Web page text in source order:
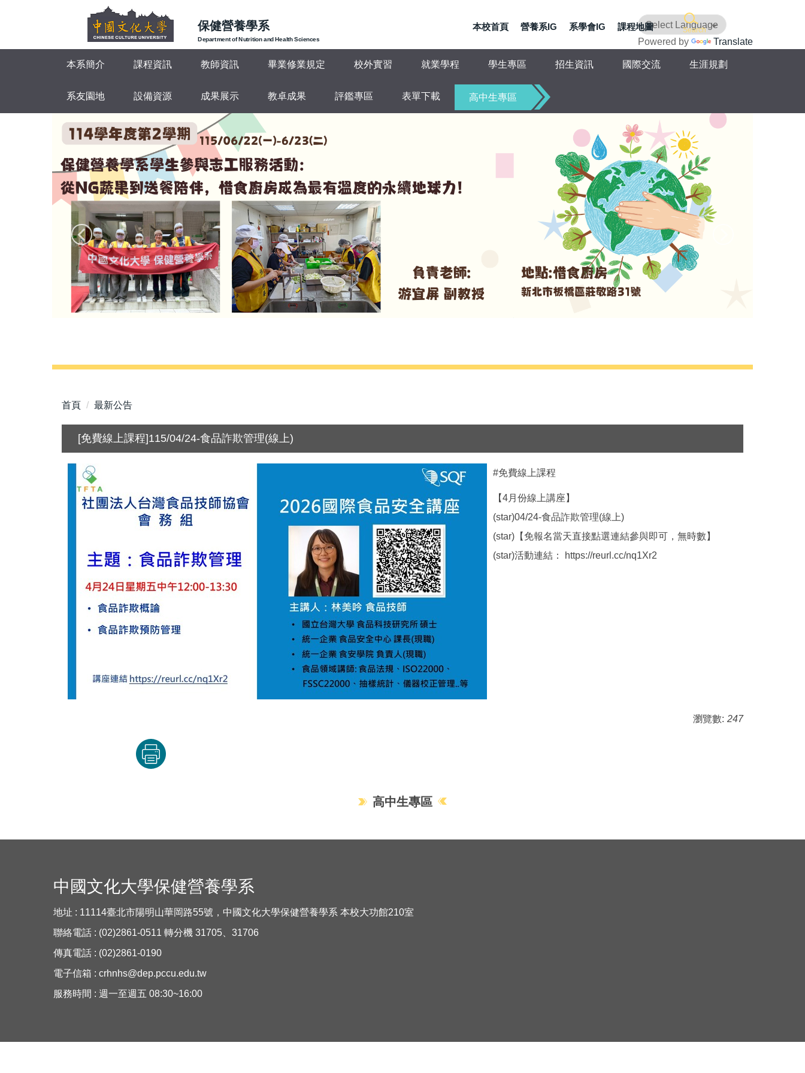
要
保健營養學系
Department of Nutrition and Health Sciences
Search
Powered by Translate
本校首頁 營養系IG 系學會IG 課程地圖
本系簡介 課程資訊 教師資訊 畢業修業規定 校外實習 就業學程 學生專區 招生資訊 國際交流 生涯規劃
系友園地 設備資源 成果展示 教卓成果 評鑑專區 表單下載 高中生專區
首頁 最新公告
[免費線上課程]115/04/24-食品詐欺管理(線上)
#免費線上課程
【4月份線上講座】
(star)04/24-食品詐欺管理(線上)
(star)【免報名當天直接點選連結參與即可，無時數】
(star)活動連結： https://reurl.cc/nq1Xr2
瀏覽數: 247
高中生專區
中國文化大學保健營養學系
地址 : 11114臺北市陽明山華岡路55號，中國文化大學保健營養學系 本校大功館210室
聯絡電話 : (02)2861-0511 轉分機 31705、31706
傳真電話 : (02)2861-0190
電子信箱 : crhnhs@dep.pccu.edu.tw
服務時間 : 週一至週五 08:30~16:00